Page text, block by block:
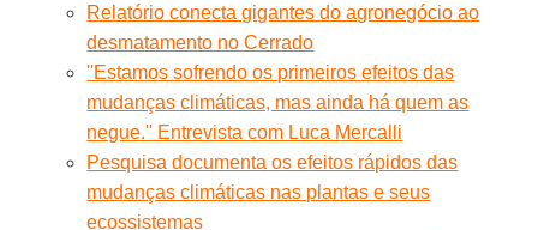
Relatório conecta gigantes do agronegócio ao
desmatamento no Cerrado
''Estamos sofrendo os primeiros efeitos das
mudanças climáticas, mas ainda há quem as
negue.'' Entrevista com Luca Mercalli
Pesquisa documenta os efeitos rápidos das
mudanças climáticas nas plantas e seus
ecossistemas